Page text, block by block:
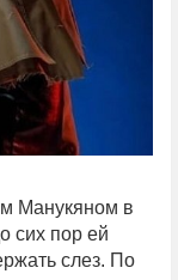
Манукяном в
сих пор ей
слез. По